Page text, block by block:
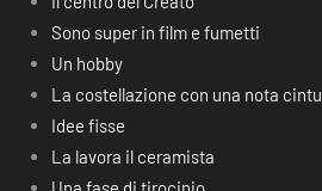
Sono super in film e fumetti
Un hobby
La costellazione con una nota
Idee fisse
La lavora il ceramista